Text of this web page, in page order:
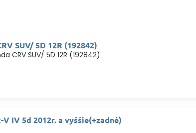
SUV/ 5D 12R (192842)
CRV SUV/ 5D 12R (192842)
IV 5d 2012r. a vyššie(+zadné)